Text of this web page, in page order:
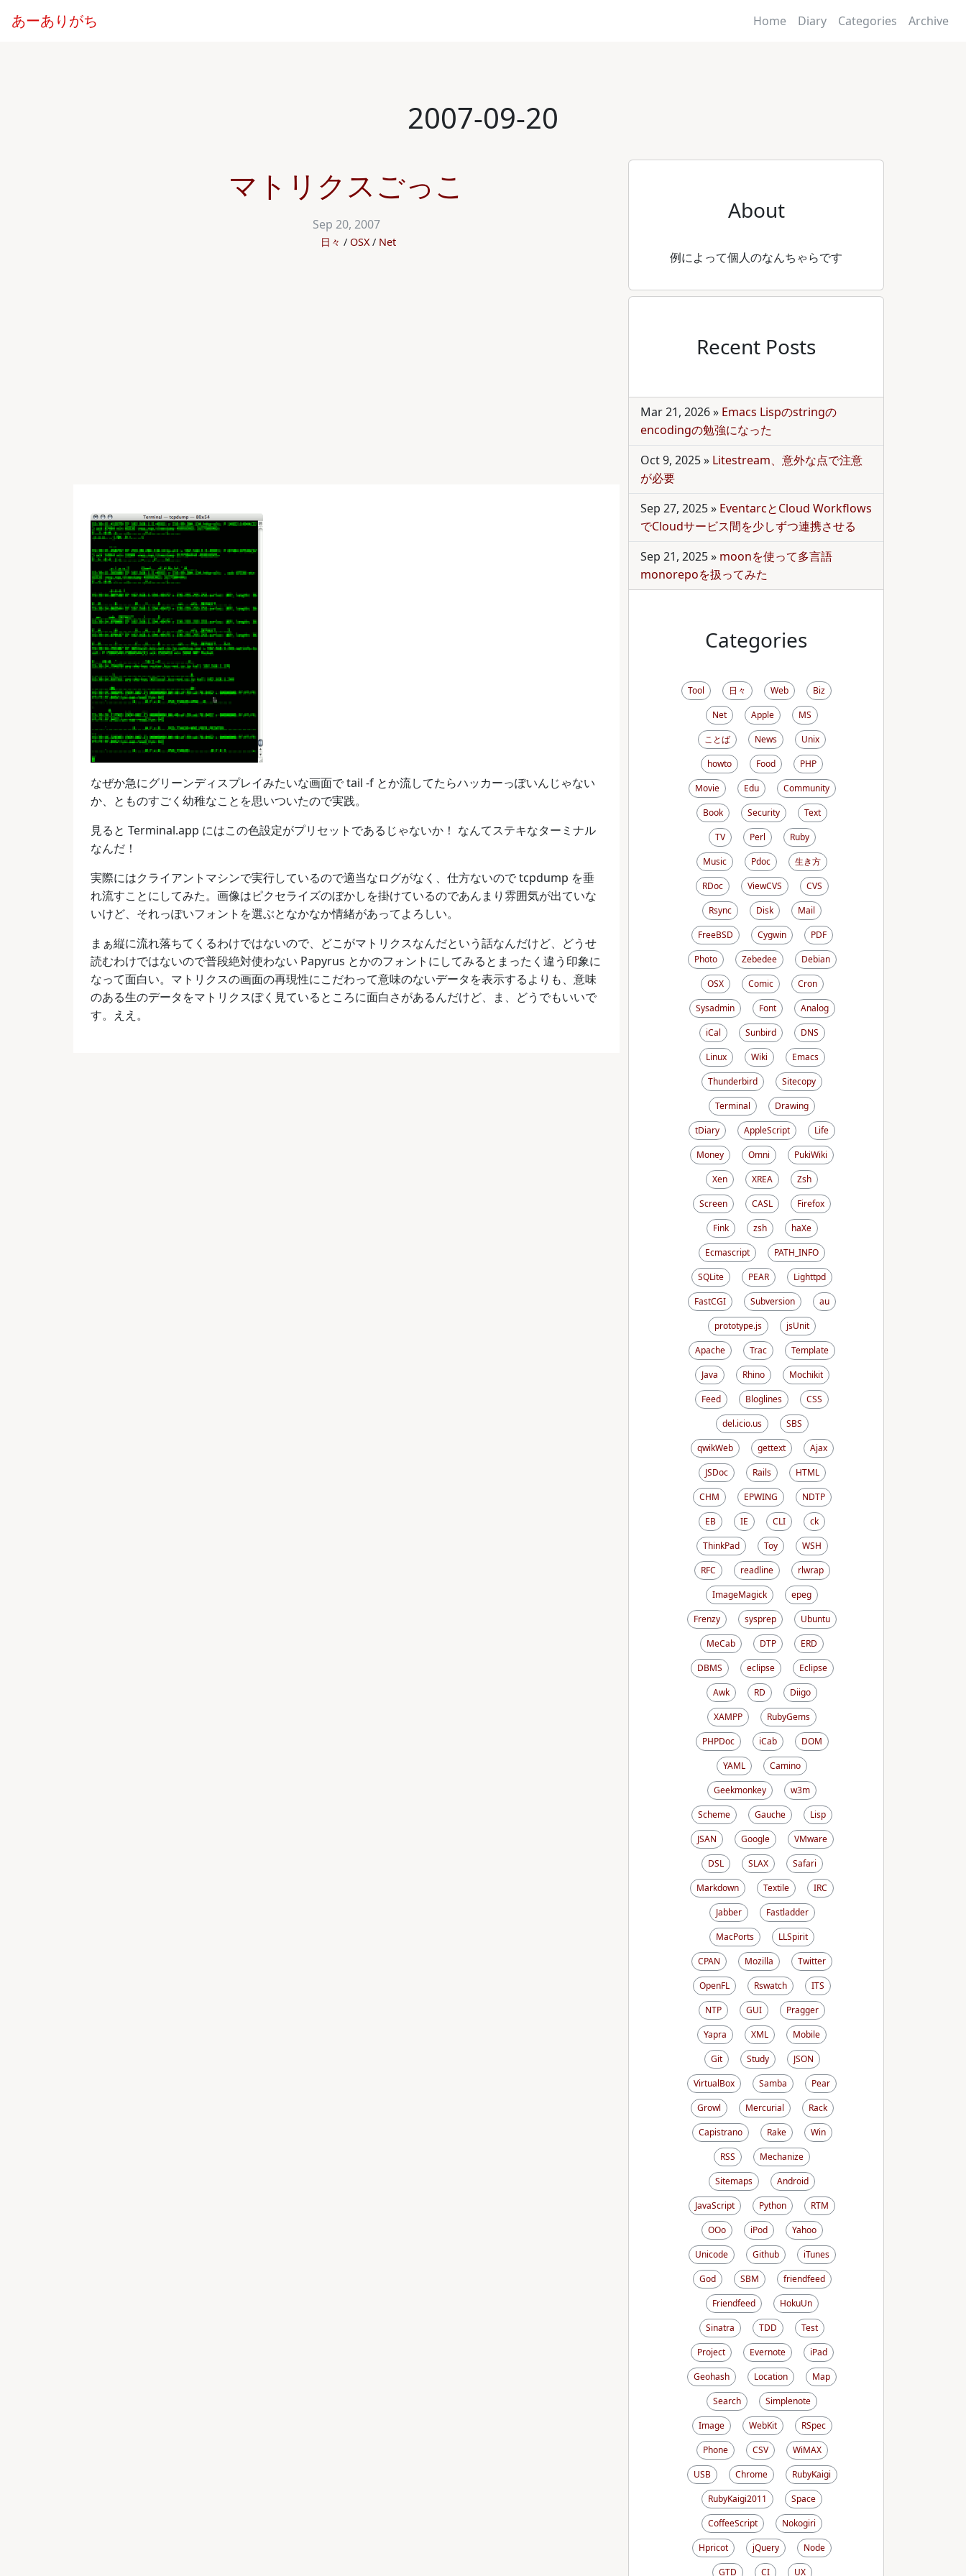
あーありがち Home Diary Categories Archive
2007-09-20
マトリクスごっこ
Sep 20, 2007
日々 OSX Net
なぜか急にグリーンディスプレイみたいな画面で tail -f とか流してたらハッカーっぽいんじゃない
か、とものすごく幼稚なことを思いついたので実践。
見ると Terminal.app にはこの色設定がプリセットであるじゃないか！ なんてステキなターミナル
なんだ！
実際にはクライアントマシンで実行しているので適当なログがなく、仕方ないので tcpdump を垂
れ流すことにしてみた。画像はピクセライズのぼかしを掛けているのであんまり雰囲気が出ていな
いけど、それっぽいフォントを選ぶとなかなか情緒があってよろしい。
まぁ縦に流れ落ちてくるわけではないので、どこがマトリクスなんだという話なんだけど、どうせ
読むわけではないので普段絶対使わない Papyrus とかのフォントにしてみるとまったく違う印象に
なって面白い。マトリクスの画面の再現性にこだわって意味のないデータを表示するよりも、意味
のある生のデータをマトリクスぽく見ているところに面白さがあるんだけど、ま、どうでもいいで
す。ええ。
About
例によって個人のなんちゃらです
Recent Posts
Mar 21, 2026» Emacs Lispのstringの
encodingの勉強になった
Oct 9, 2025» Litestream、意外な点で注意
が必要
Sep 27, 2025» EventarcとCloud Workflows
でCloudサービス間を少しずつ連携させる
Sep 21, 2025» moonを使って多言語
monorepoを扱ってみた
Categories
Tool 日々 Web
Biz
Net
Apple
MS
ことば
News
Unix
howto
Food
PHP
Movie
Edu
Community
Book
Security
Text
TV
Perl
Ruby
Music
Pdoc
生き方
RDoc
ViewCVS
CVS
Rsync
Disk
Mail
FreeBSD
Cygwin
PDF
Photo
Zebedee
Debian
OSX
Comic
Cron
Sysadmin
Font
Analog
iCal
Sunbird
DNS
Linux
Wiki
Emacs
Thunderbird
Sitecopy
Terminal
Drawing
tDiary
AppleScript
Life
Money
Omni
PukiWiki
Xen
XREA
Zsh
Screen
CASL
Firefox
Fink
zsh
haXe
Ecmascript
PATH_INFO
SQLite
PEAR
Lighttpd
FastCGI
Subversion
au
prototype.js
jsUnit
Apache
Trac
Template
Java
Rhino
Mochikit
Feed
Bloglines
CSS
del.icio.us
SBS
qwikWeb
gettext
Ajax
JSDoc
Rails
HTML
CHM
EPWING
NDTP
EB
IE CLI
ck
ThinkPad
Toy
WSH
RFC
readline
rlwrap
ImageMagick
epeg
Frenzy
sysprep
Ubuntu
MeCab
DTP
ERD
DBMS
eclipse
Eclipse
Awk
RD
Diigo
XAMPP
RubyGems
PHPDoc
iCab
DOM
YAML
Camino
Geekmonkey
w3m
Scheme
Gauche
Lisp
JSAN
Google
VMware
DSL
SLAX
Safari
Markdown
Textile
IRC
Jabber
Fastladder
MacPorts
LLSpirit
CPAN
Mozilla
Twitter
OpenFL
Rswatch
ITS
NTP
GUI
Pragger
Yapra
XML
Mobile
Git
Study
JSON
VirtualBox
Samba
Pear
Growl
Mercurial
Rack
Capistrano
Rake
Win
RSS
Mechanize
Sitemaps
Android
JavaScript
Python
RTM
OOo
iPod
Yahoo
Unicode
Github
iTunes
God
SBM
friendfeed
Friendfeed
HokuUn
Sinatra
TDD
Test
Project
Evernote
iPad
Geohash
Location
Map
Search
Simplenote
Image
WebKit
RSpec
Phone
CSV
WiMAX
USB
Chrome
RubyKaigi
RubyKaigi2011
Space
CoffeeScript
Nokogiri
Hpricot
jQuery
Node
GTD
CI UX